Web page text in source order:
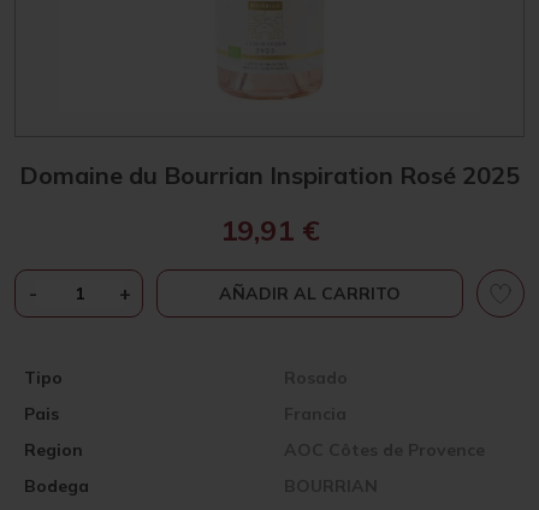
Domaine du Bourrian Inspiration Rosé 2025
Pais Francia
Region AOC Côtes de Provence
Bodega BOURRIAN
Tipo Rosado
19,91 €
-DOMAINE
DU
INSPIRATION
ROSÉ
2025
CANTIDAD
+ AÑADIR AL CARRITO